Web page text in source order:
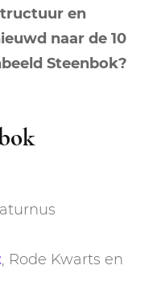
en
naar de 10
Steenbok?
, Rode Kwarts en